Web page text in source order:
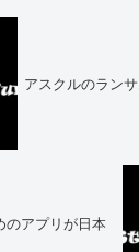
アスクルのラン
のアプリが日本